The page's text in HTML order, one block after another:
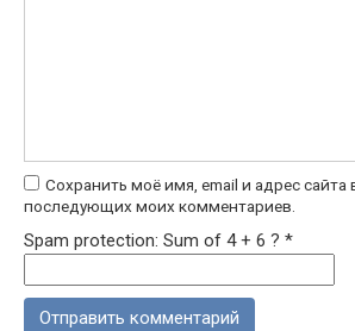
Сохранить моё имя, email и адрес сайта
последующих моих комментариев.
Spam protection: Sum of 4 + 6 ? *